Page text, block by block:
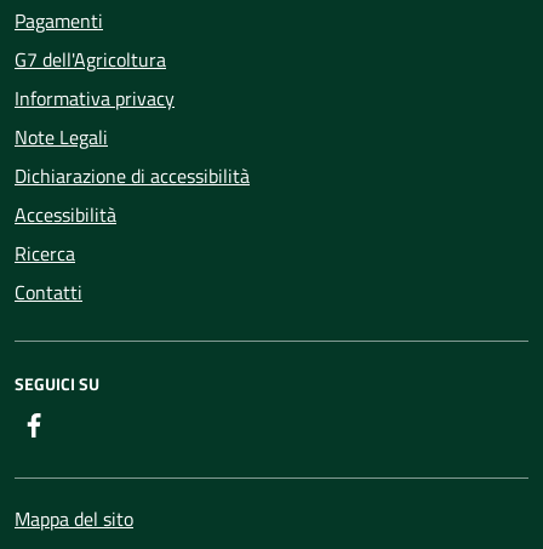
Pagamenti
G7 dell'Agricoltura
Informativa privacy
Note Legali
Dichiarazione di accessibilità
Accessibilità
Ricerca
Contatti
SEGUICI SU
Mappa del sito